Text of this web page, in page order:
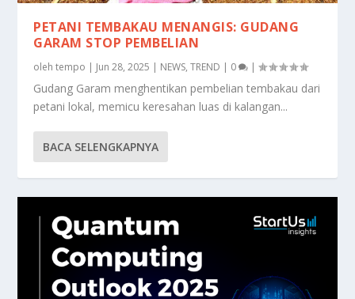
PETANI TEMBAKAU MENANGIS: GUDANG
GARAM STOP PEMBELIAN
olehtempo | Jun 28, 2025 | NEWS,TREND | 0 |
Gudang Garam menghentikan pembelian tembakau dari
petani lokal, memicu keresahan luas di kalangan...
BACA SELENGKAPNYA